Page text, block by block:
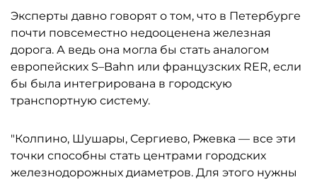
Эксперты давно говорят о том, что в Петербурге
почти повсеместно недооценена железная
дорога. А ведь она могла бы стать аналогом
европейских S–Bahn или французских RER, если
бы была интегрирована в городскую
транспортную систему.
"Колпино, Шушары, Сергиево, Ржевка — все эти
точки способны стать центрами городских
железнодорожных диаметров. Для этого нужны